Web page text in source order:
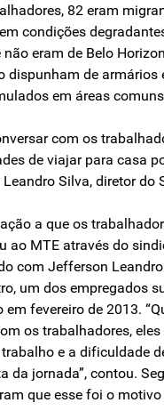
82 eram
condições
eram de Belo
dispunham de armários
em áreas
com os
de viajar para casa
Silva, diretor do
a que os
ao MTE através do
com Jefferson
um dos empregados
fevereiro de 2013.
os trabalhadores,
e a dificuldade
da jornada”, contou.
que esse foi o